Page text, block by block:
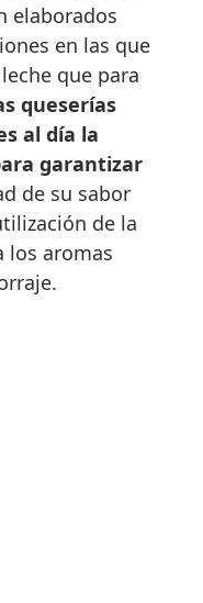
elaborados
en las que
que para
queserías
al día la
garantizar
de su sabor
de la
los aromas